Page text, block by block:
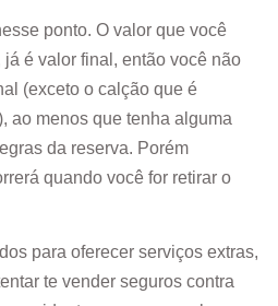
ponto. O valor que você
já é valor final, então você não
(exceto o calção que é
ao menos que tenha alguma
da reserva. Porém
quando você for retirar o
para oferecer serviços extras,
te vender seguros contra